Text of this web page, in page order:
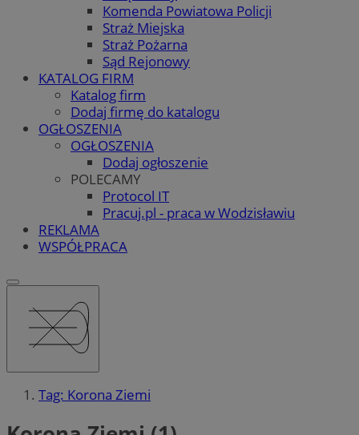
Komenda Powiatowa Policji
Straż Miejska
Straż Pożarna
Sąd Rejonowy
KATALOG FIRM
Katalog firm
Dodaj firmę do katalogu
OGŁOSZENIA
OGŁOSZENIA
Dodaj ogłoszenie
POLECAMY
Protocol IT
Pracuj.pl - praca w Wodzisławiu
REKLAMA
WSPÓŁPRACA
Tag: Korona Ziemi